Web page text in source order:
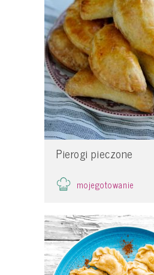
Pierogi pieczone
mojegotowanie